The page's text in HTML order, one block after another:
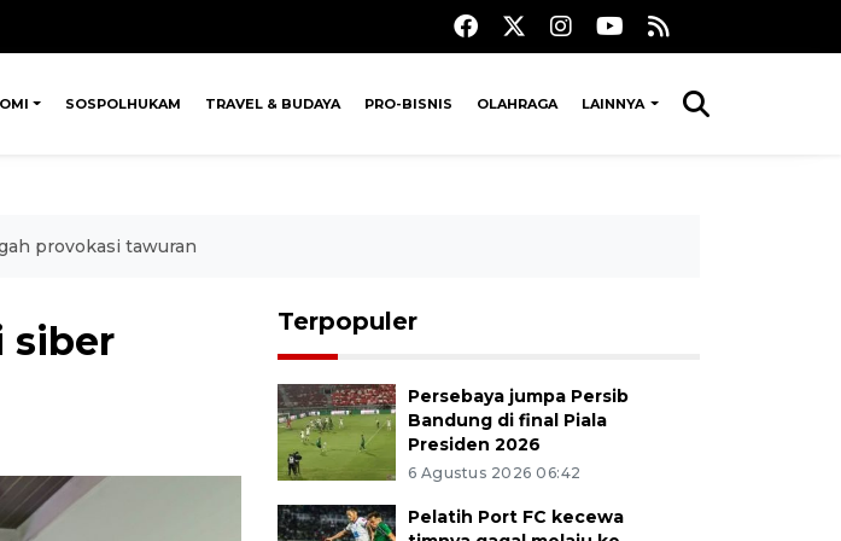
SOSPOLHUKAM TRAVEL & BUDAYA PRO-BISNIS OLAHRAGA LAINNYA
provokasi tawuran
siber
Terpopuler
Persebaya jumpa Persib
Bandung di final Piala
Presiden 2026
6 Agustus 2026 06:42
Pelatih Port FC kecewa